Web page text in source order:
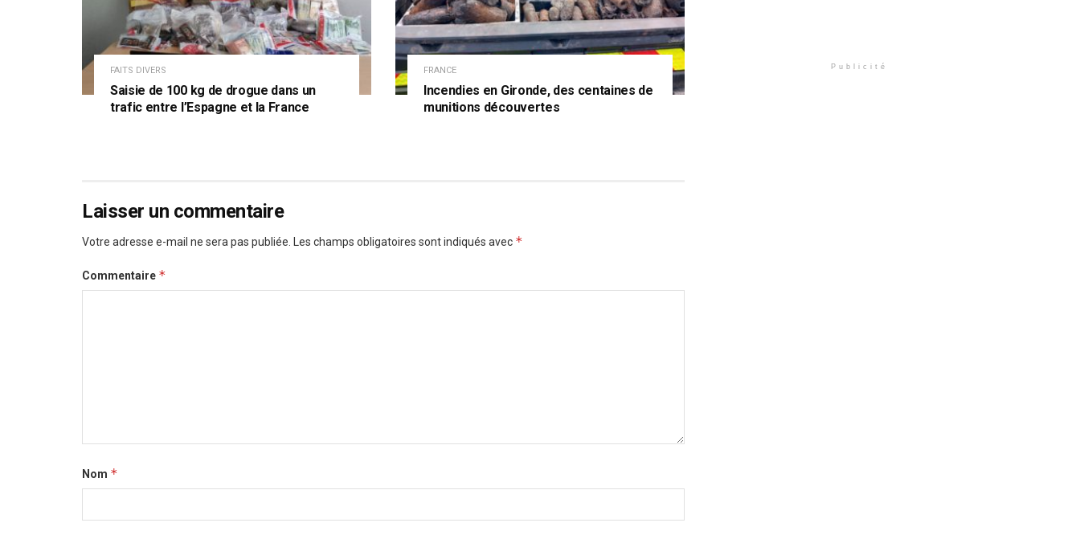
FAITS DIVERS
Saisie de 100 kg de drogue dans un
trafic entre l’Espagne et la France
FRANCE
Incendies en Gironde, des centaines de
munitions découvertes
Laisser un commentaire
Votre adresse e-mail ne sera pas publiée. Les champs obligatoires sont indiqués avec *
Commentaire *
Nom *
Publicité